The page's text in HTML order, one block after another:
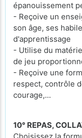
épanouissement
- Reçoive un
son âge, ses
d'apprentissage
- Utilise du
de jeu
- Reçoive une
respect, contrôle
courage,...
10° REPAS,